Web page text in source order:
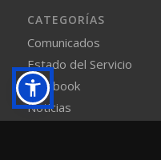
CATEGORÍAS
Comunicados
Estado del Servicio
Facebook
Noticias